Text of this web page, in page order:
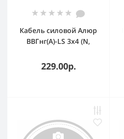
Кабель силовой Алюр
ВВГнг(А)-LS 3х4 (N,
однопроволочный
229.00р.